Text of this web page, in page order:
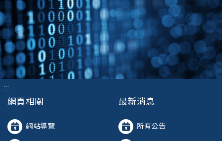
:::
網頁相關
網站導覽
最新消息
所有公告